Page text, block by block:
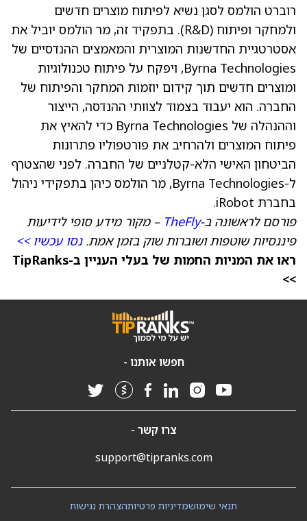
רוברט הולמס לסגן נשיא לפיתוח מוצרים חדשים
ולמחקר ופיתוח (R&D). בתפקיד זה, מר הולמס יוביל את
אסטרטגיית החדשנות המוצרית והמאמצים ההנדסיים של
Byrna Technologies, ויפקח על פיתוח טכנולוגיות
ומוצרים חדשים תוך קידום יוזמות המחקר והפיתוח של
החברה. הוא יעבוד בצמוד לצוותי ההנדסה, הייצור
וההנהלה של Byrna Technologies כדי להאיץ את
פיתוח המוצרים ולהרחיב את פורטפוליו פתרונות
הביטחון האישי הלא-קטלניים של החברה. לפני שהצטרף
ל-Byrna Technologies, מר הולמס כיהן בתפקידי ניהול
בחברת iRobot.
פורסם לראשונה ב-TheFly – מקור מידע סופי לידיעות
פיננסיות שוטפות ושוברות שוק בזמן אמת.נסו עכשיו >>
ראו את המניות החמות של בעלי העניין ב-TipRanks
>>
חפשו אותנו -
צרו קשר -
support@tipranks.com
הצהרת נגישותמדיניות פרטיותתנאי שימוש